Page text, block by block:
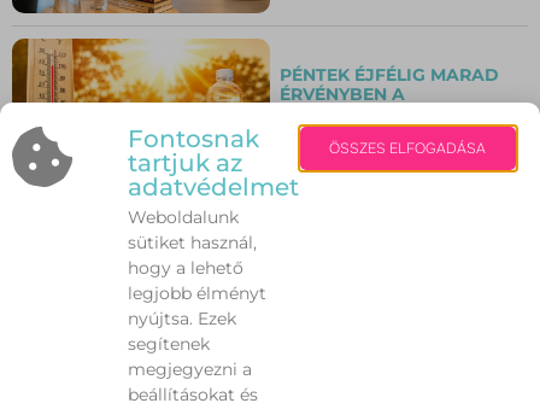
PÉNTEK ÉJFÉLIG MARAD
ÉRVÉNYBEN A
HŐSÉGRIASZTÁS
Fontosnak
tartjuk az
adatvédelmet
Weboldalunk
sütiket használ,
hogy a lehető
legjobb élményt
nyújtsa. Ezek
segítenek
megjegyezni a
beállításokat és
ÖSSZES ELFOGADÁSA